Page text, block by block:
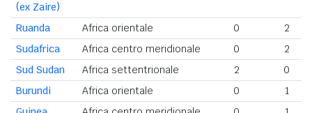
(ex Zaire)
Ruanda Africa orientale 0
2
Sudafrica
Africa centro meridionale 0
2
Sud Sudan
Africa settentrionale 2
0
Burundi
Africa orientale 0
1